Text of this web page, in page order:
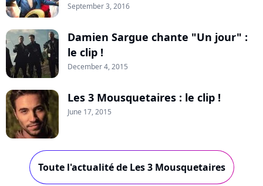
September 3, 2016
Damien Sargue chante "Un jour" :
le clip !
December 4, 2015
Les 3 Mousquetaires : le clip !
June 17, 2015
Toute l'actualité de Les 3 Mousquetaires